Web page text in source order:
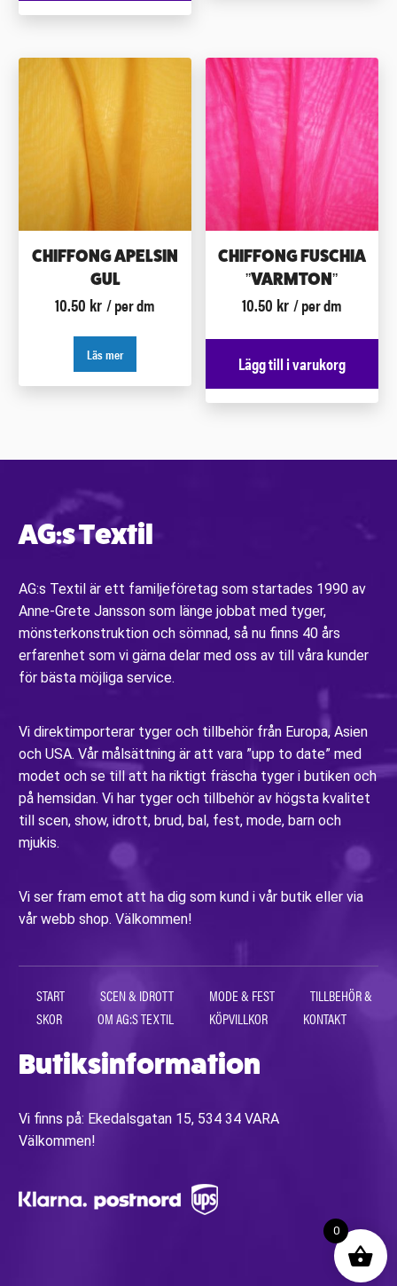
CHIFFONG APELSIN
GUL
10.50 kr / per dm
Läs mer
CHIFFONG FUSCHIA
”VARMTON”
10.50 kr / per dm
Lägg till i varukorg
AG:s Textil
AG:s Textil är ett familjeföretag som startades 1990 av
Anne-Grete Jansson som länge jobbat med tyger,
mönsterkonstruktion och sömnad, så nu finns 40 års
erfarenhet som vi gärna delar med oss av till våra kunder
för bästa möjliga service.
Vi direktimporterar tyger och tillbehör från Europa, Asien
och USA. Vår målsättning är att vara ”upp to date” med
modet och se till att ha riktigt fräscha tyger i butiken och
på hemsidan. Vi har tyger och tillbehör av högsta kvalitet
till scen, show, idrott, brud, bal, fest, mode, barn och
mjukis.
Vi ser fram emot att ha dig som kund i vår butik eller via
vår webb shop. Välkommen!
START SCEN & IDROTT MODE & FEST
TILLBEHÖR &
SKOR
OM AG:S TEXTIL KÖPVILLKOR KONTAKT
Butiksinformation
Vi finns på: Ekedalsgatan 15, 534 34 VARA
Välkommen!
0